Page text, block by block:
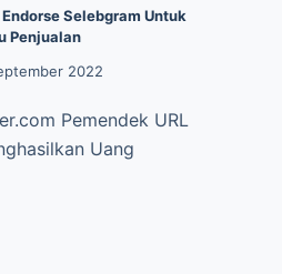
Selebgram Untuk
Penjualan
2022
Pemendek URL
Uang